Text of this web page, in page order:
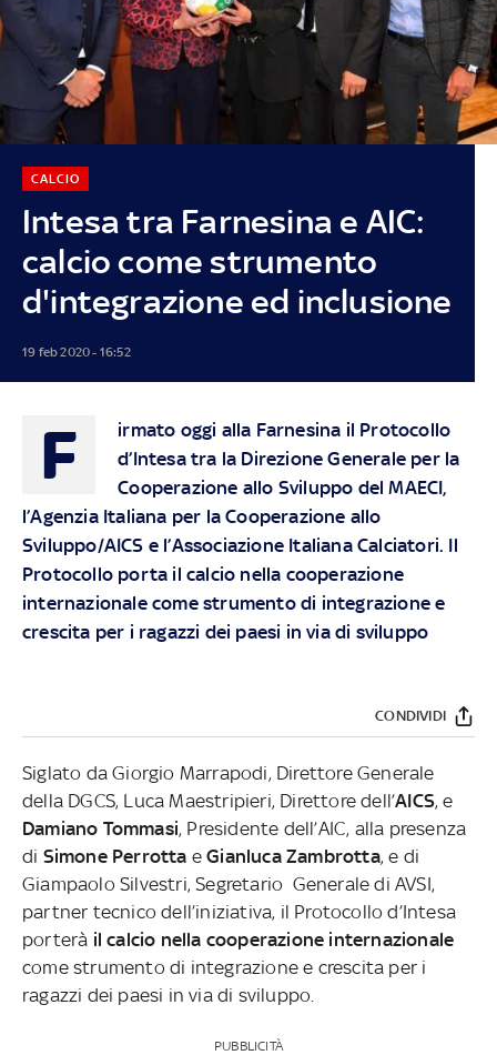
Intesa tra Farnesina e AIC:
calcio come strumento
d'integrazione ed inclusione
CALCIO
19 feb 2020 - 16:52
F
irmato oggi alla Farnesina il Protocollo
d’Intesa tra la Direzione Generale per la
Cooperazione allo Sviluppo del MAECI,
l’Agenzia Italiana per la Cooperazione allo
Sviluppo/AICS e l’Associazione Italiana Calciatori. Il
Protocollo porta il calcio nella cooperazione
internazionale come strumento di integrazione e
crescita per i ragazzi dei paesi in via di sviluppo
CONDIVIDI
Siglato da Giorgio Marrapodi, Direttore Generale
della DGCS, Luca Maestripieri, Direttore dell’AICS, e
Damiano Tommasi, Presidente dell’AIC, alla presenza
di Simone Perrotta eGianluca Zambrotta, e di
Giampaolo Silvestri, Segretario Generale di AVSI,
partner tecnico dell’iniziativa, il Protocollo d’Intesa
porterà il calcio nella cooperazione internazionale
come strumento di integrazione e crescita per i
ragazzi dei paesi in via di sviluppo.
PUBBLICITÀ